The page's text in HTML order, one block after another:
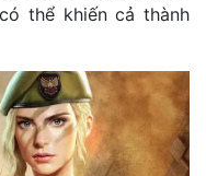
thể khiến cả thành